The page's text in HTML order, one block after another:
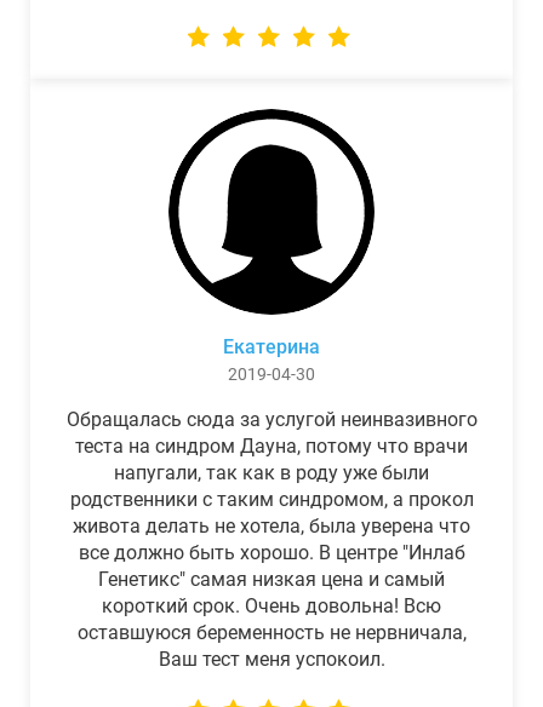
Екатерина
2019-04-30
Обращалась сюда за услугой неинвазивного
теста на синдром Дауна, потому что врачи
напугали, так как в роду уже были
родственники с таким синдромом, а прокол
живота делать не хотела, была уверена что
все должно быть хорошо. В центре "Инлаб
Генетикс" самая низкая цена и самый
короткий срок. Очень довольна! Всю
оставшуюся беременность не нервничала,
Ваш тест меня успокоил.